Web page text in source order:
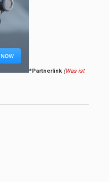
*Partnerlink (Was ist